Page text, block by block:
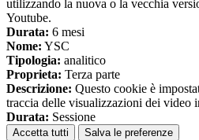
utilizzando la nuova o la vecchia
Youtube.
Durata: 6 mesi
Nome: YSC
Tipologia: analitico
Proprieta: Terza parte
Descrizione: Questo cookie è
traccia delle visualizzazioni dei video
Durata: Sessione
Accetta tutti Salva le preferenze